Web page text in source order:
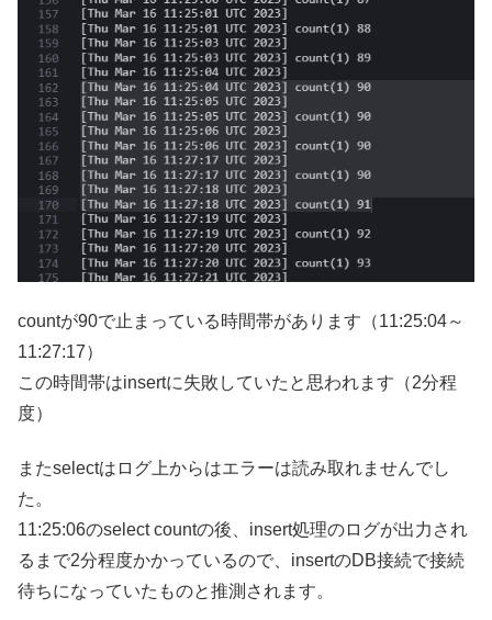
countが90で止まっている時間帯があります（11:25:04～
11:27:17）
この時間帯はinsertに失敗していたと思われます（2分程
度）
またselectはログ上からはエラーは読み取れませんでし
た。
11:25:06のselect countの後、insert処理のログが出力され
るまで2分程度かかっているので、insertのDB接続で接続
待ちになっていたものと推測されます。